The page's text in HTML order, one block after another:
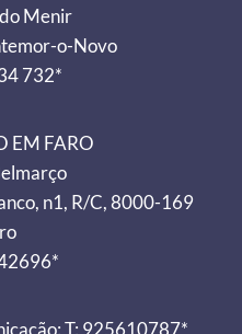
Menir
o-Novo
732*
EM FARO
n1, R/C, 8000-169
T: 925610787*